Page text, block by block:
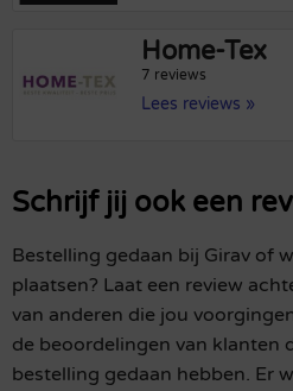
Home-Tex
7 reviews
Lees reviews »
Schrijf jij ook een
Bestelling gedaan bij Girav of
plaatsen? Laat een review
van anderen die jou
de beoordelingen van klanten
bestelling gedaan hebben. Er